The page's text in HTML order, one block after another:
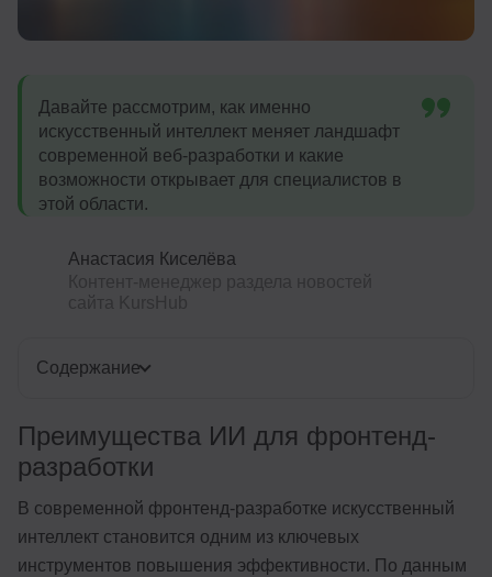
Давайте рассмотрим, как именно
искусственный интеллект меняет ландшафт
современной веб-разработки и какие
возможности открывает для специалистов в
этой области.
Анастасия Киселёва
Содержание
Преимущества ИИ для фронтенд-
разработки
В современной фронтенд-разработке искусственный
интеллект становится одним из ключевых
инструментов повышения эффективности. По данным